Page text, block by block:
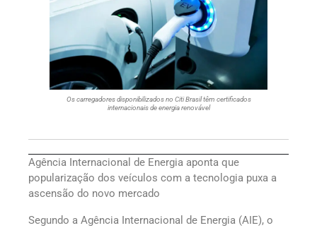
Os carregadores disponibilizados no Citi Brasil têm certificados
internacionais de energia renovável
Agência Internacional de Energia aponta que
popularização dos veículos com a tecnologia puxa a
ascensão do novo mercado
Segundo a Agência Internacional de Energia (AIE), o